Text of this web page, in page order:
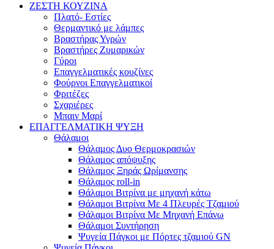
ΖΕΣΤΗ ΚΟΥΖΙΝΑ
Πλατό- Εστίες
Θερμαντικό με λάμπες
Βραστήρας Υγρών
Βραστήρες Ζυμαρικών
Γύροι
Επαγγελματικές κουζίνες
Φούρνοι Επαγγελματικοί
Φριτέζες
Σχαριέρες
Μπαιν Μαρί
ΕΠΑΓΓΕΛΜΑΤΙΚΗ ΨΥΞΗ
Θάλαμοι
Θάλαμος Δυο Θερμοκρασιών
Θάλαμος απόψυξης
Θάλαμος Ξηράς Ωρίμανσης
Θάλαμος roll-in
Θάλαμοι Βιτρίνα με μηχανή κάτω
Θάλαμοι Βιτρίνα Με 4 Πλευρές Τζαμιού
Θάλαμοι Βιτρίνα Με Μηχανή Επάνω
Θάλαμοι Συντήρηση
Ψυγεία Πάγκοι με Πόρτες τζαμιού GN